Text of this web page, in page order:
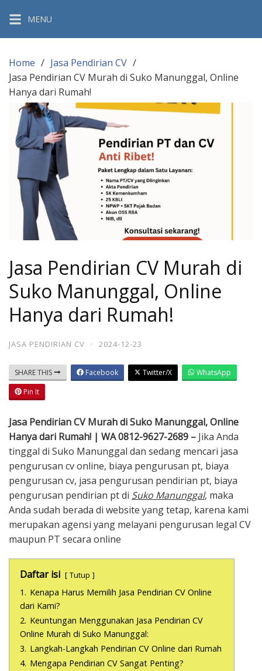
content
MENU
Home
Jasa Pendirian CV
Jasa Pendirian CV Murah di Suko Manunggal, Online
Hanya dari Rumah!
Jasa Pendirian CV Murah di
Suko Manunggal, Online
Hanya dari Rumah!
JASA PENDIRIAN CV · 2024-12-23
SHARE THIS Facebook Twitter/X
WhatsApp
Pin It
Jasa Pendirian CV Murah di Suko Manunggal, Online
Hanya dari Rumah! | WA 0812-9627-2689 – Jika Anda
tinggal di Suko Manunggal dan sedang mencari jasa
pengurusan cv online, biaya pengurusan pt, biaya
pengurusan cv, jasa pengurusan pendirian pt, biaya
pengurusan pendirian pt di Suko Manunggal, maka
Anda sudah berada di website yang tetap, karena kami
merupakan agensi yang melayani pengurusan legal CV
maupun PT secara online
Daftar isi Tutup
1. Kenapa Harus Memilih Jasa Pendirian CV Online
dari Kami?
2. Keuntungan Menggunakan Jasa Pendirian CV
Online Murah di Suko Manunggal:
3. Langkah-Langkah Pendirian CV Online dari Rumah
4. Mengapa Pendirian CV Sangat Penting?